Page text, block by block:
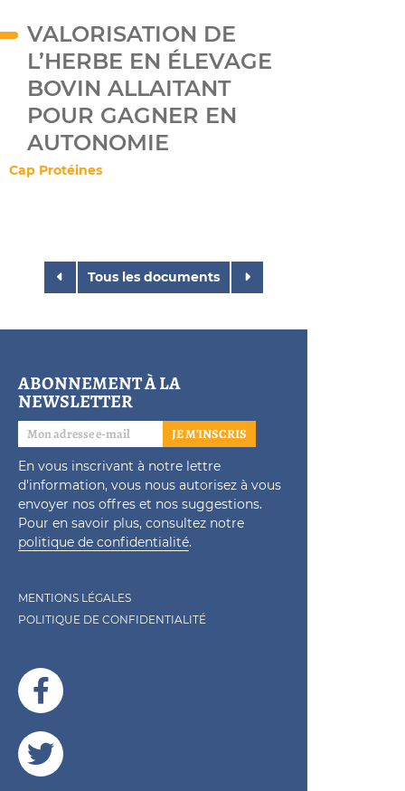
VALORISATION DE
L’HERBE EN ÉLEVAGE
BOVIN ALLAITANT
POUR GAGNER EN
AUTONOMIE
Cap Protéines
Tous les documents
ABONNEMENT À LA
NEWSLETTER
JE M'INSCRIS
En vous inscrivant à notre lettre
d'information, vous nous autorisez à vous
envoyer nos offres et nos suggestions.
Pour en savoir plus, consultez notre
politique de confidentialité.
MENTIONS LÉGALES
POLITIQUE DE CONFIDENTIALITÉ